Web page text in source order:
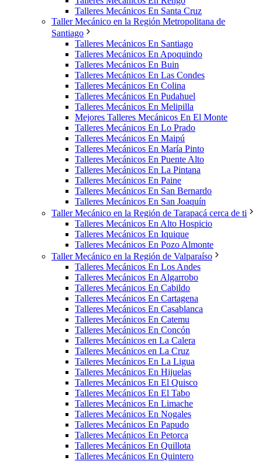
Talleres Mecánicos En Santa Cruz
Taller Mecánico en la Región Metropolitana de
Santiago
Talleres Mecánicos En Santiago
Talleres Mecánicos En Apoquindo
Talleres Mecánicos En Buin
Talleres Mecánicos En Las Condes
Talleres Mecánicos En Colina
Talleres Mecánicos En Pudahuel
Talleres Mecánicos En Melipilla
Mejores Talleres Mecánicos En El Monte
Talleres Mecánicos En Lo Prado
Talleres Mecánicos En Maipú
Talleres Mecánicos En María Pinto
Talleres Mecánicos En Puente Alto
Talleres Mecánicos En La Pintana
Talleres Mecánicos En Paine
Talleres Mecánicos En San Bernardo
Talleres Mecánicos En San Joaquín
Taller Mecánico en la Región de Tarapacá cerca de ti
Talleres Mecánicos En Alto Hospicio
Talleres Mecánicos En Iquique
Talleres Mecánicos En Pozo Almonte
Taller Mecánico en la Región de Valparaíso
Talleres Mecánicos En Los Andes
Talleres Mecánicos En Algarrobo
Talleres Mecánicos En Cabildo
Talleres Mecánicos En Cartagena
Talleres Mecánicos En Casablanca
Talleres Mecánicos En Catemu
Talleres Mecánicos En Concón
Talleres Mecánicos en La Calera
Talleres Mecánicos en La Cruz
Talleres Mecánicos En La Ligua
Talleres Mecánicos En Hijuelas
Talleres Mecánicos En El Quisco
Talleres Mecánicos En El Tabo
Talleres Mecánicos En Limache
Talleres Mecánicos En Nogales
Talleres Mecánicos En Papudo
Talleres Mecánicos En Petorca
Talleres Mecánicos En Quillota
Talleres Mecánicos En Quintero